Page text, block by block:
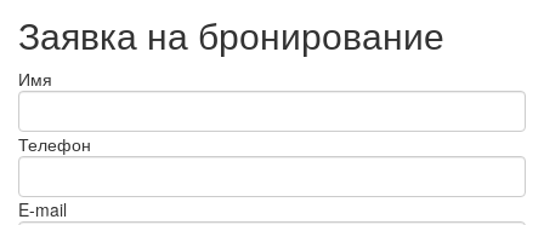
Заявка на бронирование
Имя
Телефон
E-mail